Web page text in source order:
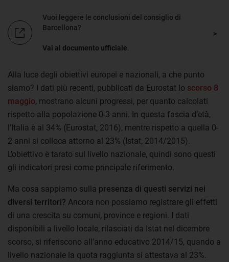
Vuoi leggere le conclusioni del consiglio di
Barcellona?
Vai al documento ufficiale
Alla luce degli obiettivi europei e nazionali, a che punto
siamo? I dati più recenti, pubblicati da Eurostat lo scorso 8
maggio, mostrano alcuni progressi, per quanto calcolati
rispetto alla popolazione 0-3 anni. In questa fascia d’età,
l’Italia è al 34% (Eurostat, 2016), mentre rispetto a quella 0-
2 anni si colloca attorno al 23% (Istat, 2014/2015).
L’obiettivo è tarato sul livello nazionale, quindi sono questi
gli indicatori presi come principale riferimento.
Ma cosa sappiamo sulla presenza di questi servizi nei
diversi territori? Ancora non possiamo registrare gli effetti
di una crescita su comuni, province e regioni. I dati
disponibili a livello locale, rilasciati da Istat nel dicembre
scorso, si riferiscono all’anno educativo 2014/15, quando a
livello nazionale la quota raggiunta si attestava al 23%.